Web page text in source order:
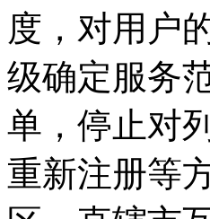
度，对用户
级确定服务
单，停止对
重新注册等